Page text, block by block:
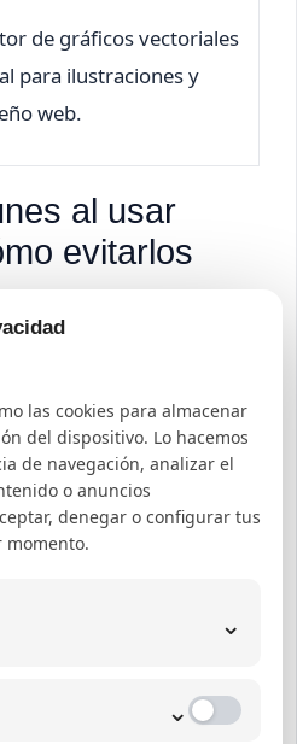
de gráficos vectoriales
para ilustraciones y
web.
al usar
evitarlos
presentar ciertos
adecuadas.
sitios no oficiales:
malware o versiones
no funcionar
versiones de
puede exponer el
las cookies para almacenar
del dispositivo. Lo hacemos
de navegación, analizar el
o anuncios
denegar o configurar tus
momento.
⌄
⌄